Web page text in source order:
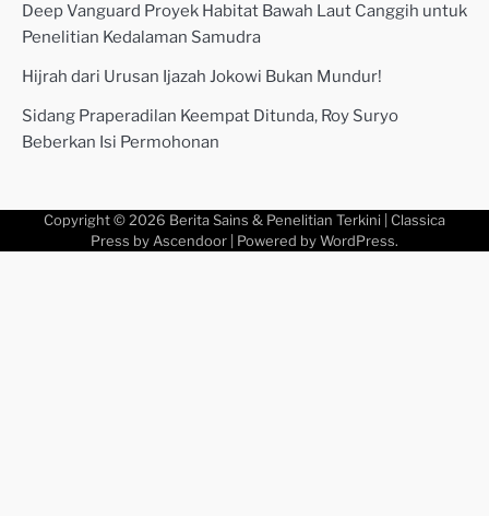
Deep Vanguard Proyek Habitat Bawah Laut Canggih untuk
Penelitian Kedalaman Samudra
Hijrah dari Urusan Ijazah Jokowi Bukan Mundur!
Sidang Praperadilan Keempat Ditunda, Roy Suryo
Beberkan Isi Permohonan
Copyright © 2026 Berita Sains & Penelitian Terkini | Classica
Press by Ascendoor | Powered by WordPress.